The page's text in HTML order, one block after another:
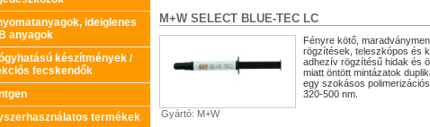
ideiglenes
anyagok
készítmények /
fecskendők
termékek
M+W SELECT BLUE-TEC LC
Gyártó: M+W
Fényre kötő,
rögzítések, teleszkópos és
adhezív rögzítésű hidak és
miatt öntött mintázatok
egy szokásos
320-500 nm.